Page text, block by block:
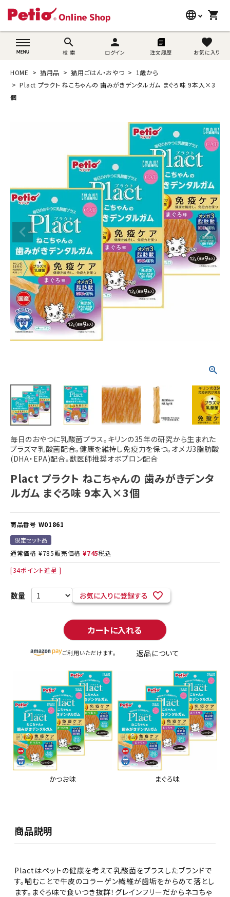
language
wovn-lang-name
shopping_cart
search
検 索
person
ログイン 注文履歴
favorite
お気に入り
search
猫用品
目的別に探す
SNS
ご利用案内
ACCOUNT MENU
ようこそ ゲスト 様
meeting_room ログイン person 新規会員登録
HOME 猫用品 猫用ごはん・おやつ
1歳から
Plact プラクト ねこちゃんの 歯みがきデンタルガム まぐろ味 9本入×3
個
毎日のおやつに乳酸菌プラス。キリンの35年の研究から生まれた
プラズマ乳酸菌配合。健康を維持し免疫力を保つ。オメガ3脂肪酸
(DHA・EPA)配合。獣医師推奨オボプロン配合
Plact プラクト ねこちゃんの 歯みがきデンタ
ルガム まぐろ味 9本入×3個
商品番号 W01861
限定セット品
通常価格 ¥785販売価格 ¥745税込
[34ポイント進呈 ]
お気に入りに登録する
カートに入れる
ご利用いただけます。 返品について
かつお味 まぐろ味
商品説明
Plactはペットの健康を考えて乳酸菌をプラスしたブランドで
す。噛むことで牛皮のコラーゲン繊維が歯垢をからめて落とし
ます。まぐろ味で食いつき抜群！グレインフリーだからネコちゃ